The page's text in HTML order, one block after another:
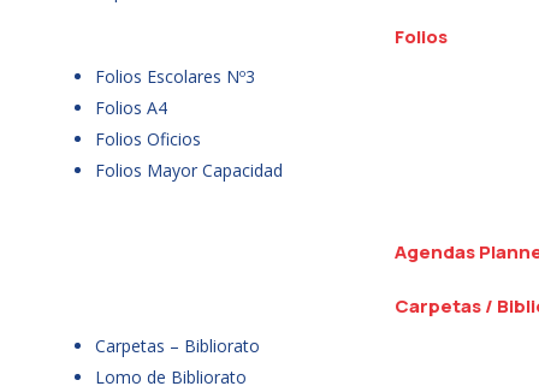
Folios
Folios Escolares Nº3
Folios A4
Folios Oficios
Folios Mayor Capacidad
Agendas
Carpetas /
Carpetas – Bibliorato
Lomo de Bibliorato